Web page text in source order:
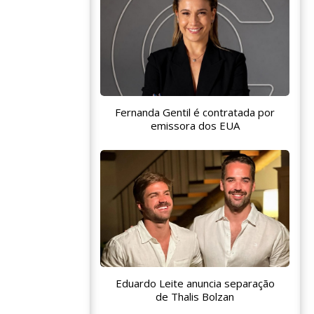
Fernanda Gentil é contratada por
emissora dos EUA
Eduardo Leite anuncia separação
de Thalis Bolzan